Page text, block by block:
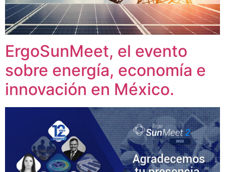
ErgoSunMeet, el evento
sobre energía, economía e
innovación en México.